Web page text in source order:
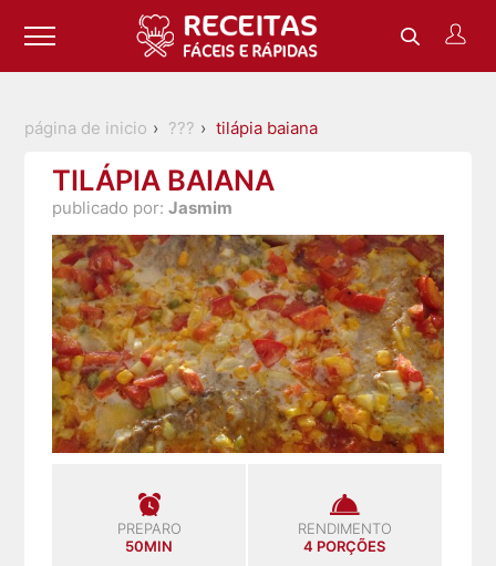
página de inicio ??? tilápia baiana
TILÁPIA BAIANA
publicado por:Jasmim
PREPARO
50MIN
RENDIMENTO
4 PORÇÕES